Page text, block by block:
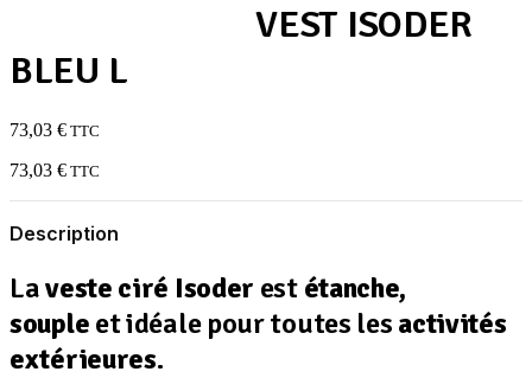
VEST ISODER
BLEU L
73,03 € TTC
73,03 € TTC
Description
Laveste ciré Isoder est étanche,
souple et idéale pour toutes les activités
extérieures.